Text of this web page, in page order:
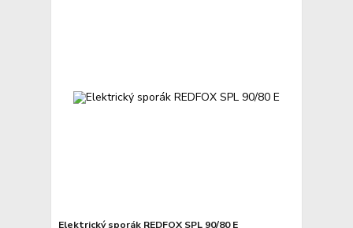
Elektrický sporák REDFOX SPL 90/80 E